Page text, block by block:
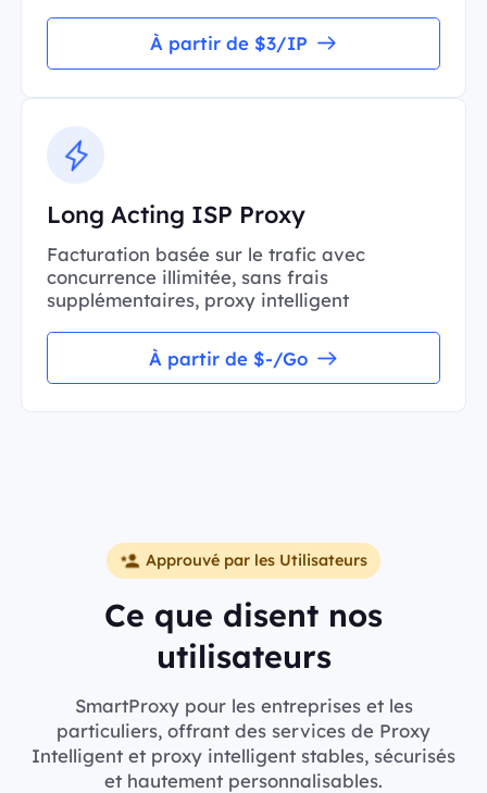
À partir de $3/IP
Long Acting ISP Proxy
Facturation basée sur le trafic avec
concurrence illimitée, sans frais
supplémentaires, proxy intelligent
À partir de $-/Go
Approuvé par les Utilisateurs
Ce que disent nos
utilisateurs
SmartProxy pour les entreprises et les
particuliers, offrant des services de Proxy
Intelligent et proxy intelligent stables, sécurisés
et hautement personnalisables.